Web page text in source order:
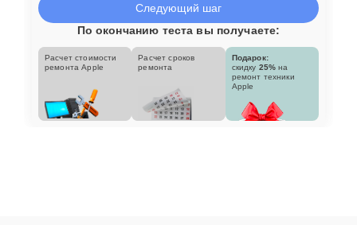
Следующий шаг
По окончанию теста вы получаете:
Расчет стоимости
ремонта Apple
Расчет сроков
ремонта
Подарок:
скидку 25% на
ремонт техники
Apple